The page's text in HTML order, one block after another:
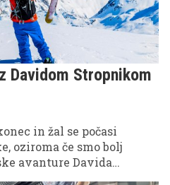
Davidom Stropnikom
in žal se počasi
oziroma če smo bolj
avanture Davida